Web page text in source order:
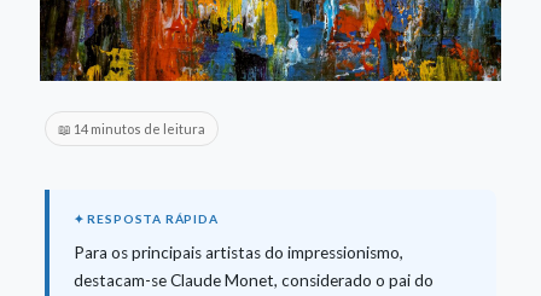
📖 14 minutos de leitura
Para os principais artistas do impressionismo,
destacam-se Claude Monet, considerado o pai do